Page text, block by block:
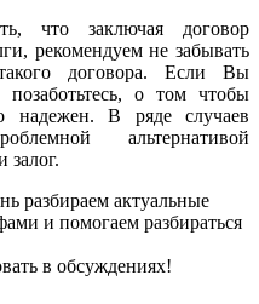
что заключая договор
рекомендуем не забывать
договора. Если Вы
позаботьтесь, о том чтобы
надежен. В ряде случаев
альтернативой
залог.
разбираем актуальные
и помогаем разбираться
в обсуждениях!